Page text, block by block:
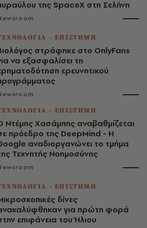
της SpaceX στη Σελήνη
- ΕΠΙΣΤΗΜΗ
στράφηκε στο OnlyFans
να εξασφαλίσει τη
ερευνητικού
- ΕΠΙΣΤΗΜΗ
Ντέμης Χασάμπης αναβαθμίζεται
πρόεδρο της DeepMind - Η
αναδιοργανώνει το τμήμα
Τεχνητής Νοημοσύνης
- ΕΠΙΣΤΗΜΗ
δίνες
για πρώτη φορά
επιφάνεια του Ήλιου